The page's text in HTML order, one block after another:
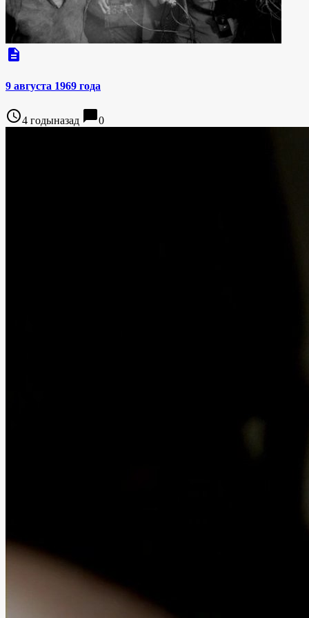
description
9 августа 1969 года
access_time4 годыназад chat_bubble0